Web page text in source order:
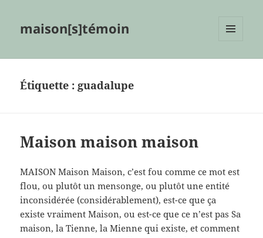
maison[s]témoin
Étiquette : guadalupe
Maison maison maison
MAISON Maison Maison, c’est fou comme ce mot est
flou, ou plutôt un mensonge, ou plutôt une entité
inconsidérée (considérablement), est-ce que ça
existe vraiment Maison, ou est-ce que ce n’est pas Sa
maison, la Tienne, la Mienne qui existe, et comment